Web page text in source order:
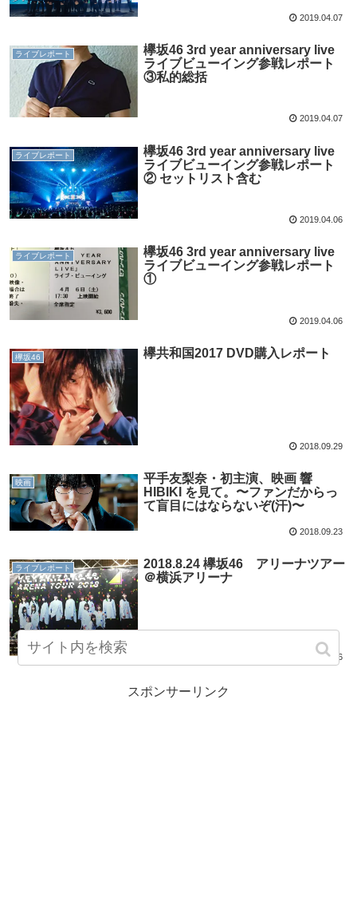
2019.04.07
ライブレポート
欅坂46 3rd year anniversary live
ライブビューイング参戦レポート
③私的総括
2019.04.07
ライブレポート
欅坂46 3rd year anniversary live
ライブビューイング参戦レポート
② セットリスト含む
2019.04.06
ライブレポート
欅坂46 3rd year anniversary live
ライブビューイング参戦レポート
①
2019.04.06
欅坂46 欅共和国2017 DVD購入レポート
2018.09.29
映画
平手友梨奈・初主演、映画 響
HIBIKI を見て。〜ファンだからっ
て盲目にはならないぞ(汗)〜
2018.09.23
ライブレポート
2018.8.24 欅坂46 アリーナツアー
＠横浜アリーナ
2018.08.26
スポンサーリンク